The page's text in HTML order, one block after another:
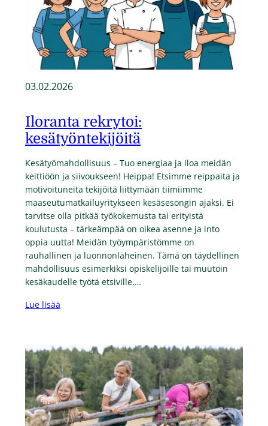
03.02.2026
Iloranta rekrytoi:
kesätyöntekijöitä
Kesätyömahdollisuus – Tuo energiaa ja iloa meidän
keittiöön ja siivoukseen! Heippa! Etsimme reippaita ja
motivoituneita tekijöitä liittymään tiimiimme
maaseutumatkailuyritykseen kesäsesongin ajaksi. Ei
tarvitse olla pitkää työkokemusta tai erityistä
koulutusta – tärkeämpää on oikea asenne ja into
oppia uutta! Meidän työympäristömme on
rauhallinen ja luonnonläheinen. Tämä on täydellinen
mahdollisuus esimerkiksi opiskelijoille tai muutoin
kesäkaudelle työtä etsiville.…
Lue lisää